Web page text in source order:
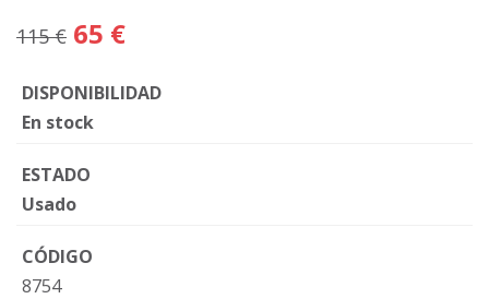
115 € 65 €
DISPONIBILIDAD
En stock
ESTADO
Usado
CÓDIGO
8754